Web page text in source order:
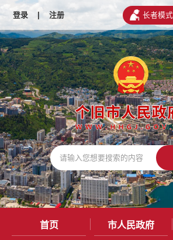
登录 | 注册 长者模式
首页 市人民政府